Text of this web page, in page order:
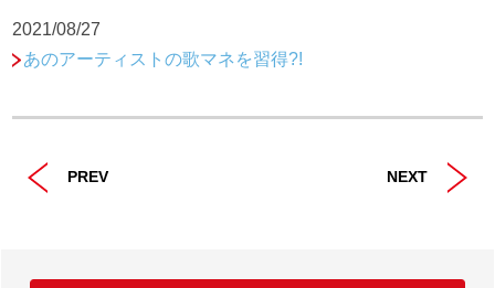
2021/08/27
あのアーティストの歌マネを習得?!
PREV NEXT